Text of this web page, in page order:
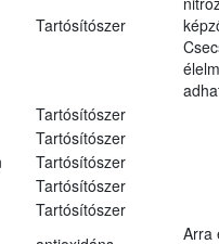
Tartósítószer
Tartósítószer
Tartósítószer
Tartósítószer
Tartósítószer
Tartósítószer
Arra